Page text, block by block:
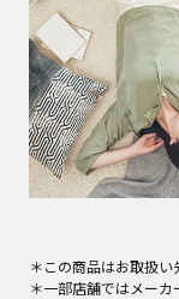
＊この商品はお取扱い
＊一部店舗ではメーカ